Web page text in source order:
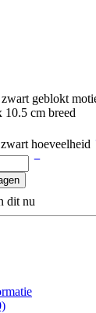
zwart geblokt
10.5 cm breed
hoeveelheid
dit nu